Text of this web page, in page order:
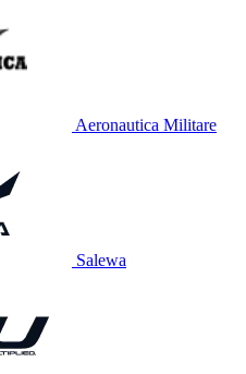
Aeronautica Militare
Salewa